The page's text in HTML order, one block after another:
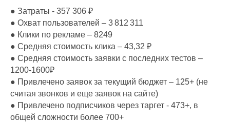
● Затраты - 357 306 ₽
● Охват пользователей – 3 812 311
● Клики по рекламе – 8249
● Средняя стоимость клика – 43,32 ₽
● Средняя стоимость заявки с последних тестов –
1200-1600₽
● Привлечено заявок за текущий бюджет – 125+ (не
считая звонков и еще заявок на сайте)
● Привлечено подписчиков через таргет - 473+, в
общей сложности более 700+